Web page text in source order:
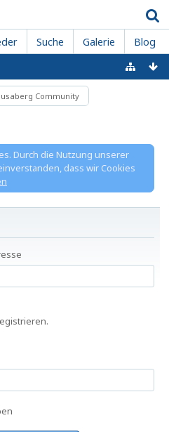
Suche Galerie Blog
Community
Durch die Nutzung unserer
dass wir Cookies